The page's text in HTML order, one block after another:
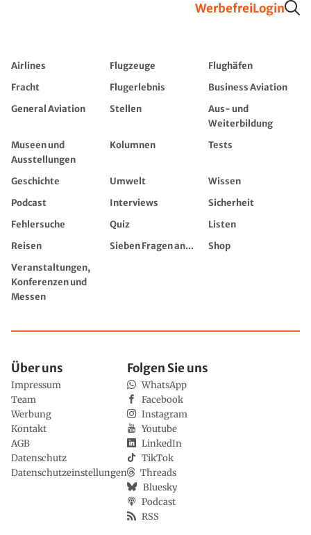
WerbefreiLogin
Airlines Flugzeuge
Flughäfen
Fracht
Flugerlebnis
Business Aviation
General Aviation
Stellen
Aus- und
Weiterbildung
Museen und
Ausstellungen
Kolumnen Tests
Geschichte Umwelt
Wissen
Podcast
Interviews
Sicherheit
Fehlersuche
Quiz
Listen
Reisen
Sieben Fragen an...
Shop
Veranstaltungen,
Konferenzen und
Messen
Über uns
Impressum
Team
Werbung
Kontakt
AGB
Datenschutz
Datenschutzeinstellungen
Folgen Sie uns
WhatsApp
Facebook
Instagram
Youtube
LinkedIn
TikTok
Threads
Bluesky
Podcast
RSS